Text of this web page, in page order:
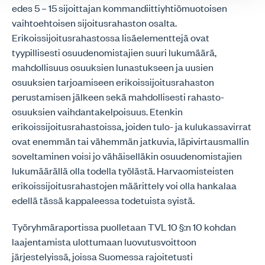
edes 5 – 15 sijoittajan kommandiittiyhtiömuotoisen
vaihtoehtoisen sijoitusrahaston osalta.
Erikoissijoitusrahastossa lisäelementtejä ovat
tyypillisesti osuudenomistajien suuri lukumäärä,
mahdollisuus osuuksien lunastukseen ja uusien
osuuksien tarjoamiseen erikoissijoitusrahaston
perustamisen jälkeen sekä mahdollisesti rahasto-
osuuksien vaihdantakelpoisuus. Etenkin
erikoissijoitusrahastoissa, joiden tulo- ja kulukassavirrat
ovat enemmän tai vähemmän jatkuvia, läpivirtausmallin
soveltaminen voisi jo vähäiselläkin osuudenomistajien
lukumäärällä olla todella työlästä. Harvaomisteisten
erikoissijoitusrahastojen määrittely voi olla hankalaa
edellä tässä kappaleessa todetuista syistä.
Työryhmäraportissa puolletaan TVL 10 §:n 10 kohdan
laajentamista ulottumaan luovutusvoittoon
järjestelyissä, joissa Suomessa rajoitetusti